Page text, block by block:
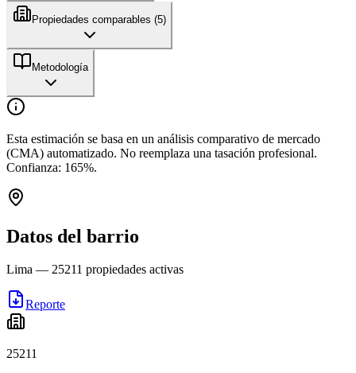
Propiedades comparables (5)
Metodología
Esta estimación se basa en un análisis comparativo de mercado
(CMA) automatizado. No reemplaza una tasación profesional.
Confianza: 165%.
Datos del barrio
Lima — 25211 propiedades activas
Reporte
25211